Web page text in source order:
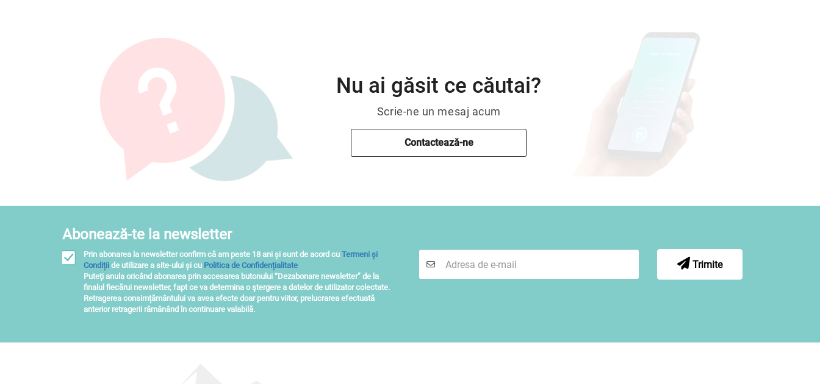
Nu ai găsit ce căutai?
Scrie-ne un mesaj acum
Contactează-ne
Abonează-te la newsletter
Prin abonarea la newsletter confirm că am peste 18 ani și sunt de acord cu Termeni și
Condiții de utilizare a site-ului și cu Politica de Confidențialitate
Puteţi anula oricând abonarea prin accesarea butonului “Dezabonare newsletter” de la
finalul fiecărui newsletter, fapt ce va determina o ştergere a datelor de utilizator colectate.
Retragerea consimțământului va avea efecte doar pentru viitor, prelucrarea efectuată
anterior retragerii rămânând în continuare valabilă.
Trimite